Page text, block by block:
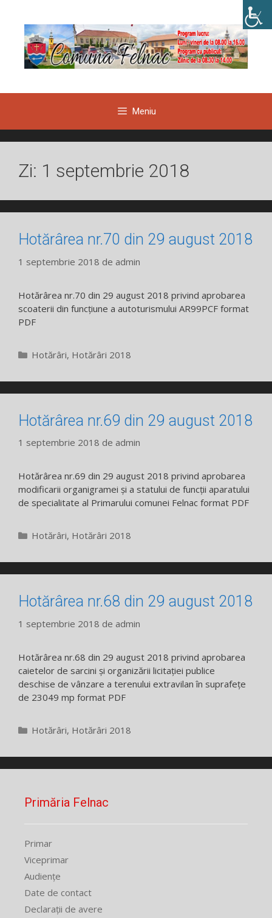
conținut
Meniu
Zi: 1 septembrie 2018
Hotărârea nr.70 din 29 august 2018
1 septembrie 2018 de admin
Hotărârea nr.70 din 29 august 2018 privind aprobarea
scoaterii din funcțiune a autoturismului AR99PCF format
PDF
Categorii
Hotărâri, Hotărâri 2018
Hotărârea nr.69 din 29 august 2018
1 septembrie 2018 de admin
Hotărârea nr.69 din 29 august 2018 privind aprobarea
modificarii organigramei și a statului de funcții aparatului
de specialitate al Primarului comunei Felnac format PDF
Categorii
Hotărâri, Hotărâri 2018
Hotărârea nr.68 din 29 august 2018
1 septembrie 2018 de admin
Hotărârea nr.68 din 29 august 2018 privind aprobarea
caietelor de sarcini și organizării licitației publice
deschise de vânzare a terenului extravilan în suprafețe
de 23049 mp format PDF
Categorii
Hotărâri, Hotărâri 2018
Primăria Felnac
Primar
Viceprimar
Audiențe
Date de contact
Declarații de avere